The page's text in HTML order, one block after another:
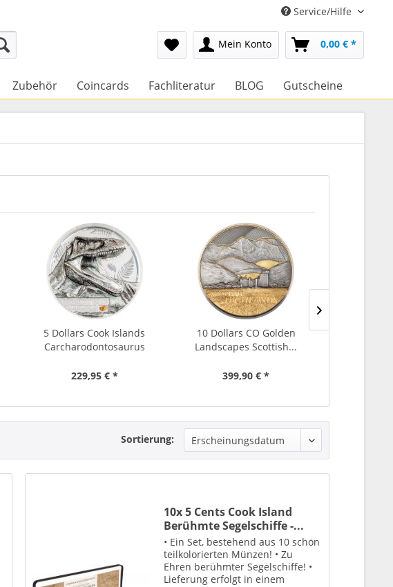
Service/Hilfe
Mein Konto 0,00 € *
Zubehör Coincards Fachliteratur BLOG Gutscheine
5 Dollars Cook Islands
Carcharodontosaurus
229,95 € *
10 Dollars CO Golden
Landscapes Scottish...
399,90 € *
Sortierung:
10x 5 Cents Cook Island
Berühmte Segelschiffe -...
• Ein Set, bestehend aus 10 schön
teilkolorierten Münzen! • Zu
Ehren berühmter Segelschiffe! •
Lieferung erfolgt in einem